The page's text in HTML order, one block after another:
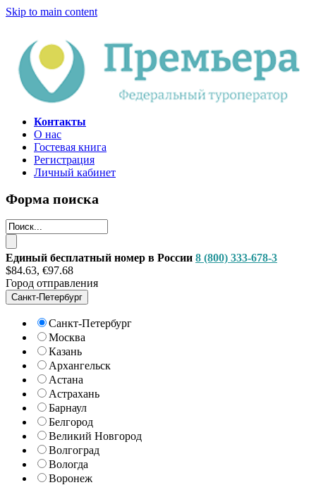
Skip to main content
Контакты
О нас
Гостевая книга
Регистрация
Личный кабинет
Форма поиска
Единый бесплатный номер в России 8 (800) 333-678-3
$84.63, €97.68
Город отправления
Санкт-Петербург
Санкт-Петербург
Москва
Казань
Архангельск
Астана
Астрахань
Барнаул
Белгород
Великий Новгород
Волгоград
Вологда
Воронеж